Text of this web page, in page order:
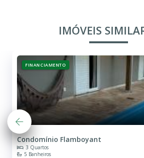
IMÓVEIS
FINANCIAMENTO
Condomínio Flamboyant
3 Quartos
5 Banheiros